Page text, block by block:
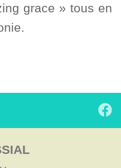
grace » tous en